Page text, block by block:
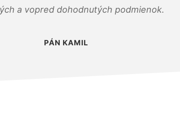
a vopred dohodnutých podmienok.
PÁN KAMIL